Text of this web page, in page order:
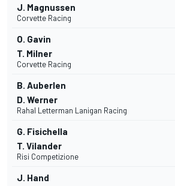
J. Magnussen
Corvette Racing
O. Gavin
T. Milner
Corvette Racing
B. Auberlen
D. Werner
Rahal Letterman Lanigan Racing
G. Fisichella
T. Vilander
Risi Competizione
J. Hand